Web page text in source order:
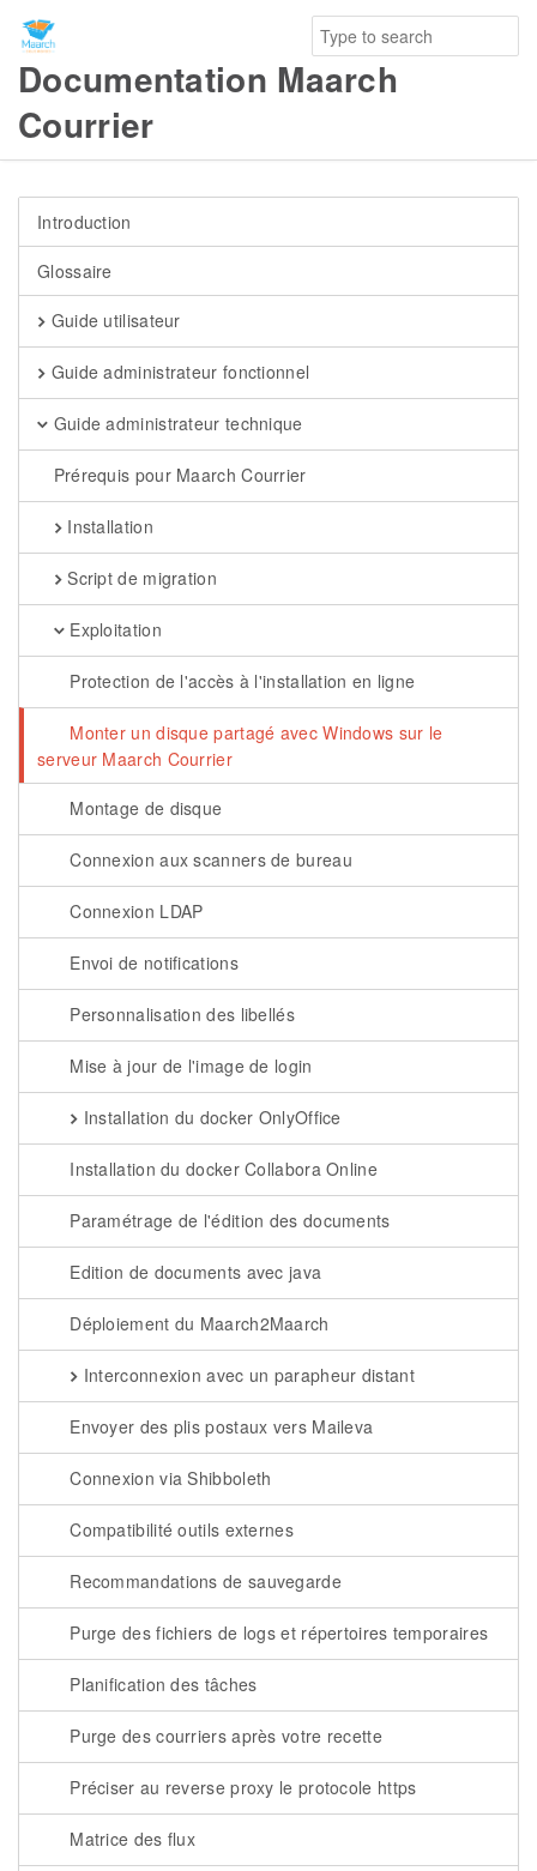
Documentation Maarch
Courrier
Introduction
Glossaire
Guide utilisateur
Guide administrateur fonctionnel
Guide administrateur technique
Prérequis pour Maarch Courrier
Installation
Script de migration
Exploitation
Protection de l'accès à l'installation en ligne
Monter un disque partagé avec Windows sur le
serveur Maarch Courrier
Montage de disque
Connexion aux scanners de bureau
Connexion LDAP
Envoi de notifications
Personnalisation des libellés
Mise à jour de l'image de login
Installation du docker OnlyOffice
Installation du docker Collabora Online
Paramétrage de l'édition des documents
Edition de documents avec java
Déploiement du Maarch2Maarch
Interconnexion avec un parapheur distant
Envoyer des plis postaux vers Maileva
Connexion via Shibboleth
Compatibilité outils externes
Recommandations de sauvegarde
Purge des fichiers de logs et répertoires temporaires
Planification des tâches
Purge des courriers après votre recette
Préciser au reverse proxy le protocole https
Matrice des flux